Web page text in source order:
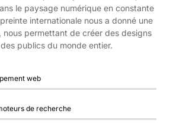
le paysage numérique en constante
internationale nous a donné une
nous permettant de créer des designs
publics du monde entier.
web
de recherche